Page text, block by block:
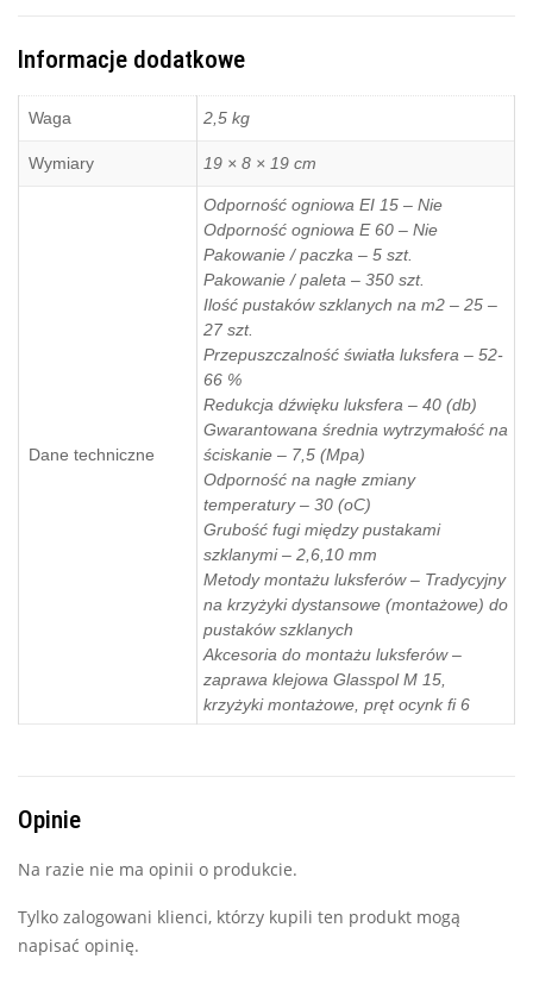
Informacje dodatkowe
Waga 2,5 kg
Wymiary 19 × 8 × 19 cm
Dane techniczne
Odporność ogniowa EI 15 – Nie
Odporność ogniowa E 60 – Nie
Pakowanie / paczka – 5 szt.
Pakowanie / paleta – 350 szt.
Ilość pustaków szklanych na m2 – 25 –
27 szt.
Przepuszczalność światła luksfera – 52-
66 %
Redukcja dźwięku luksfera – 40 (db)
Gwarantowana średnia wytrzymałość na
ściskanie – 7,5 (Mpa)
Odporność na nagłe zmiany
temperatury – 30 (oC)
Grubość fugi między pustakami
szklanymi – 2,6,10 mm
Metody montażu luksferów – Tradycyjny
na krzyżyki dystansowe (montażowe) do
pustaków szklanych
Akcesoria do montażu luksferów –
zaprawa klejowa Glasspol M 15,
krzyżyki montażowe, pręt ocynk fi 6
Opinie
Na razie nie ma opinii o produkcie.
Tylko zalogowani klienci, którzy kupili ten produkt mogą
napisać opinię.